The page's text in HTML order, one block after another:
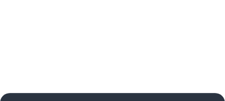
Zurück nach oben